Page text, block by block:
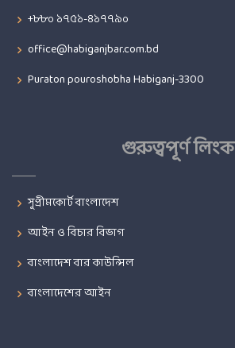
+৮৮০ ১৭৫১-৪১৭৭৯০
office@habiganjbar.com.bd
Puraton pouroshobha Habiganj-3300
গুরুত্বপূর্ণ লিংক
সুপ্রীমকোর্ট বাংলাদেশ
আইন ও বিচার বিভাগ
বাংলাদেশ বার কাউন্সিল
বাংলাদেশের আইন